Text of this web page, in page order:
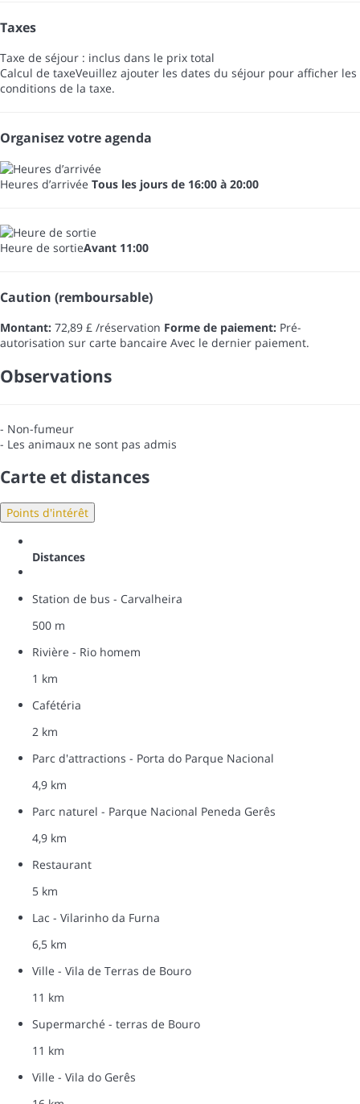
Taxes
Taxe de séjour : inclus dans le prix total
Calcul de taxeVeuillez ajouter les dates du séjour pour afficher les
conditions de la taxe.
Organisez votre agenda
Heures d’arrivée Tous les jours de 16:00 à 20:00
Heure de sortieAvant 11:00
Caution (remboursable)
Montant: 72,89 £ /réservation Forme de paiement: Pré-
autorisation sur carte bancaire Avec le dernier paiement.
Observations
- Non-fumeur
- Les animaux ne sont pas admis
Carte et distances
Points d'intérêt
Distances
Station de bus - Carvalheira
500 m
Rivière - Rio homem
1 km
Cafétéria
2 km
Parc d'attractions - Porta do Parque Nacional
4,9 km
Parc naturel - Parque Nacional Peneda Gerês
4,9 km
Restaurant
5 km
Lac - Vilarinho da Furna
6,5 km
Ville - Vila de Terras de Bouro
11 km
Supermarché - terras de Bouro
11 km
Ville - Vila do Gerês